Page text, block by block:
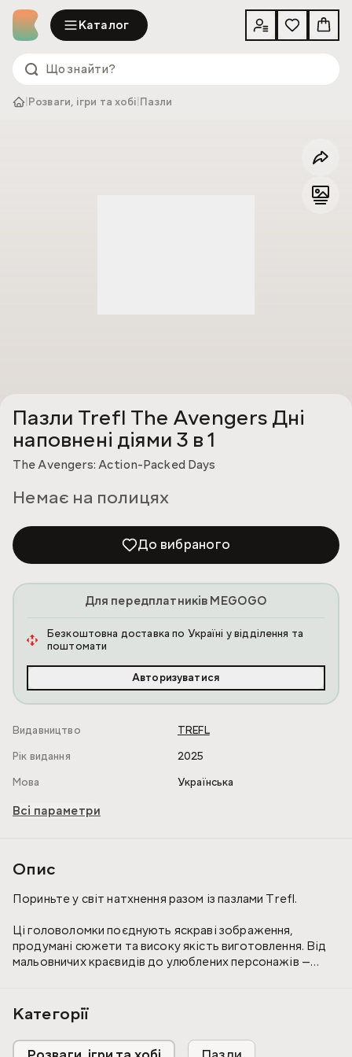
Каталог
Розваги, ігри та хобі Пазли
Пазли Trefl The Avengers Дні
наповнені діями 3 в 1
The Avengers: Action-Packed Days
Немає на полицях
До вибраного
Для передплатників MEGOGO
Безкоштовна доставка по Україні у відділення та
поштомати
Авторизуватися
Видавництво
TREFL
Рік видання
2025
Мова
Українська
Всі параметри
Опис
Пориньте у світ натхнення разом із пазлами Trefl.
Ці головоломки поєднують яскраві зображення,
продумані сюжети та високу якість виготовлення. Від
мальовничих краєвидів до улюблених персонажів —
Складання пазлів допомагає розвивати пам'ять,
уважність, дрібну моторику та терпіння, дарує спокій і
Категорії